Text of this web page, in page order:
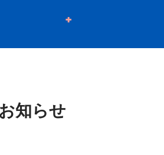
知らせ